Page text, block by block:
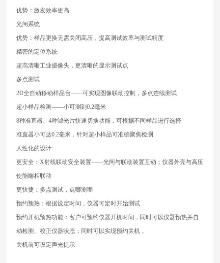
优势：激发效率更高
光闸系统
优势：样品更换无需关闭高压，提高测试效率与测试精度
精密的定位系统
超高清晰工业摄像头，更清晰的显示测试点
多点测试
2D全自动移动样品台——可实现图像联动控制，多点连续测试
超小样品检测——小可测到0.2毫米
8种准直器、4种滤光片快速切换功能，可根据不同样品进行选择
准直器小可达0.2毫米，针对超小样品可准确聚焦检测
人性化的设计
更安全：X射线联动安全装置——光闸与联动装置互动；仪器外壳与高压
使能端相联动
更快捷：多点测试，点哪测哪
预约预热：根据设定时间，仪器可定时开始测试
预约开机预热功能：客户可预约仪器开机时间，同时可以仪器预热并自
动检测、校正仪器状态；同时可以实现预约关机，
关机前可设定声光提示